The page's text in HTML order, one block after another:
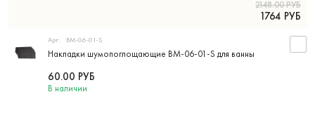
2148.00РУБ
1764 РУБ
Накладки шумопоглощающие BM-06-01-S для ванны
Арт: BM-06-01-S
В наличии
60.00 РУБ